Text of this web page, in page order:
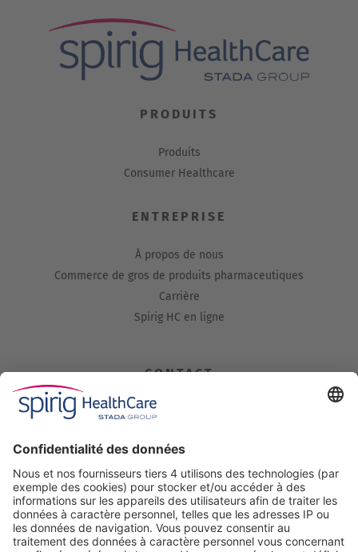
PRODUITS
Produits
Consumer Healthcare
ENTREPRISE
À propos de nous
Commerce de gros de produits pharmaceutiques
Carrière
Spirig HC en ligne
CONTACT
Spirig HealthCare AG
Industriestrasse 30
Tel. +41 62 388 85 00
Fax +41 62 388 85 85
info@spirig-healthcare.ch
Pharmacovigilance: